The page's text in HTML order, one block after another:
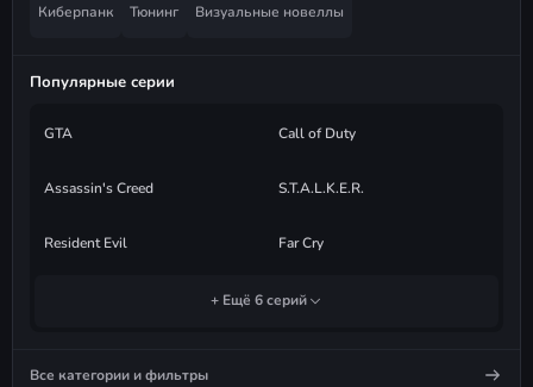
Киберпанк Тюнинг Визуальные новеллы
Популярные серии
GTA Call of Duty
Assassin's Creed S.T.A.L.K.E.R.
Resident Evil Far Cry
+ Ещё 6 серий
Все категории и фильтры